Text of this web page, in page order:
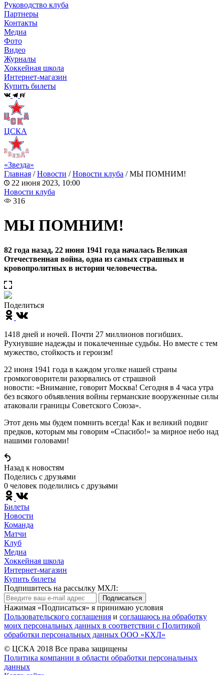
Руководство клуба
Партнеры
Контакты
Медиа
Фото
Видео
Журналы
Хоккейная школа
Интернет-магазин
Купить билеты
ЦСКА
«Звезда»
Главная /Новости /Новости клуба /МЫ ПОМНИМ!
22 июня 2023, 10:00
Новости клуба
316
МЫ ПОМНИМ!
82 года назад, 22 июня 1941 года началась Великая
Отечественная война, одна из самых страшных и
кровопролитных в истории человечества.
Поделиться
1418 дней и ночей. Почти 27 миллионов погибших.
Рухнувшие надежды и покалеченные судьбы. Но вместе с тем
мужество, стойкость и героизм!
22 июня 1941 года в каждом уголке нашей страны
громкоговорители разорвались от страшной
новости: «Внимание, говорит Москва! Сегодня в 4 часа утра
без всякого объявления войны германские вооруженные силы
атаковали границы Советского Союза».
Этот день мы будем помнить всегда! Как и великий подвиг
предков, которым мы говорим «Спасибо!» за мирное небо над
нашими головами!
Назад к новостям
Поделись c друзьями
0 человек поделились c друзьями
Билеты
Новости
Команда
Матчи
Клуб
Медиа
Хоккейная школа
Интернет-магазин
Купить билеты
Подпишитесь на рассылку МХЛ:
Подписаться
Нажимая «Подписаться» я принимаю условия
Пользовательского соглашения и соглашаюсь на обработку
моих персональных данных в соответствии с Политикой
обработки персональных данных ООО «КХЛ»
© ЦСКА 2018 Все права защищены
Политика компании в области обработки персональных
данных